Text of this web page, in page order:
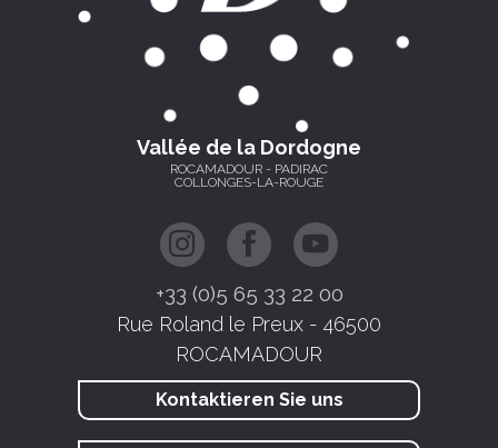
Vallée de la Dordogne
ROCAMADOUR - PADIRAC
COLLONGES-LA-ROUGE
+33 (0)5 65 33 22 00
Rue Roland le Preux - 46500
ROCAMADOUR
Kontaktieren Sie uns